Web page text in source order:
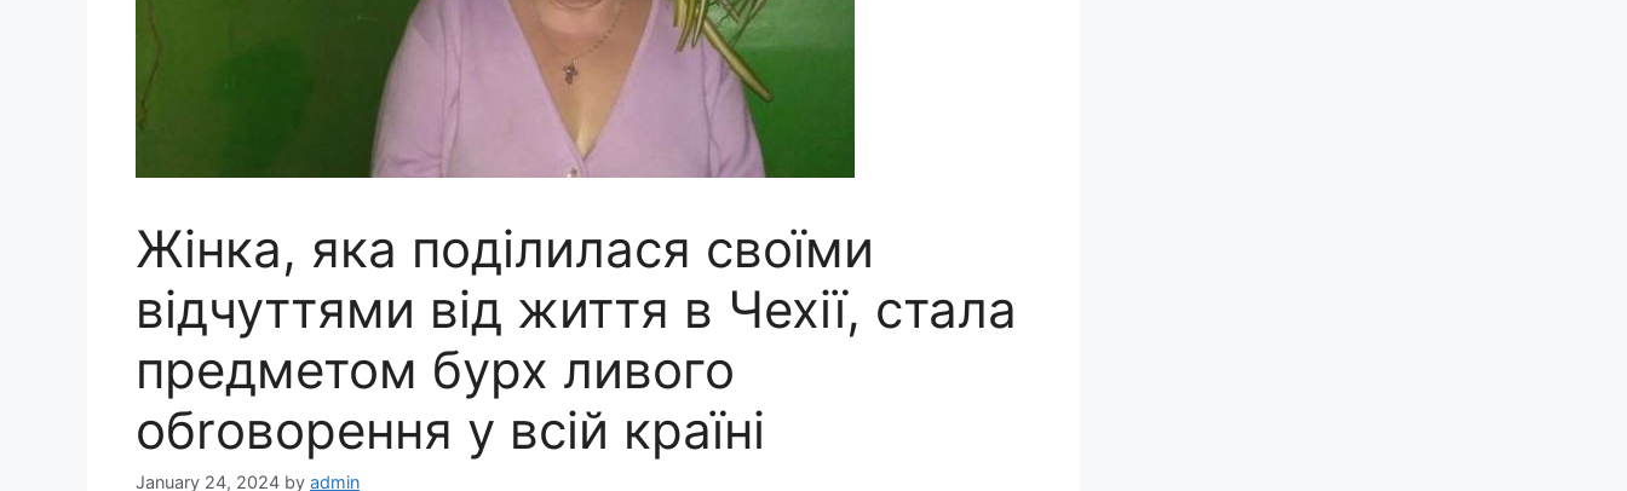
Жінка, яка поділилася своїми
відчуттями від життя в Чехії, стала
предметом бурх ливого
обrоворення у всій країні
January 24, 2024 by admin